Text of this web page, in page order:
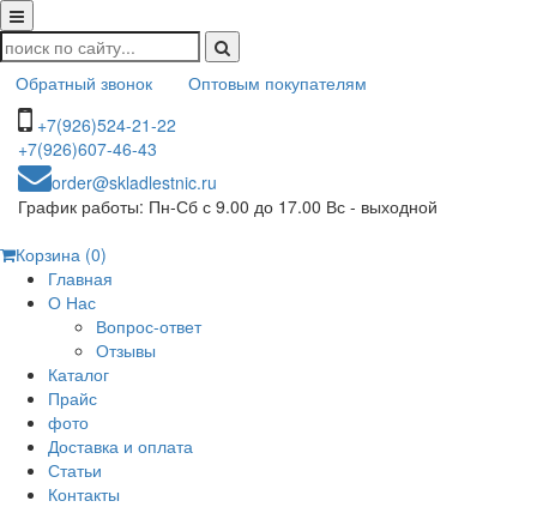
Обратный звонок
Оптовым покупателям
+7(926)524-21-22
+7(926)607-46-43
order@skladlestnic.ru
График работы: Пн-Сб с 9.00 до 17.00 Вс - выходной
Корзина (0)
Главная
О Нас
Вопрос-ответ
Отзывы
Каталог
Прайс
фото
Доставка и оплата
Статьи
Контакты